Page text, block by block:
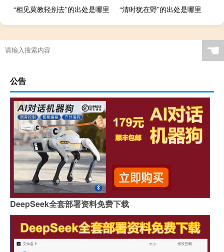
“相见莫教轻别去”的出处是哪里
“清时犹在野”的出处是哪里
☚
公告
DeepSeek全套部署资料免费下载